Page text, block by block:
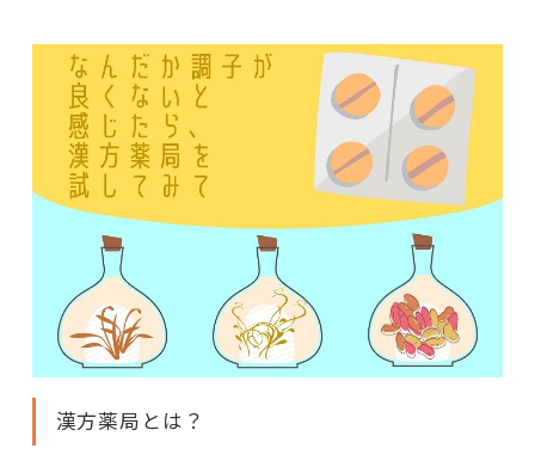
漢方薬局とは？